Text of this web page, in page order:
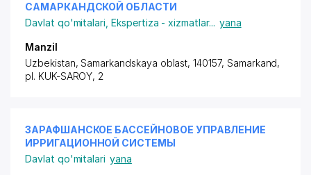
САМАРКАНДСКОЙ ОБЛАСТИ
Davlat qo'mitalari ,Ekspertiza - xizmatlar... yana
Manzil
Uzbekistan, Samarkandskaya oblast, 140157, Samarkand,
pl. KUK-SAROY, 2
ЗАРАФШАНСКОЕ БАССЕЙНОВОЕ УПРАВЛЕНИЕ
ИРРИГАЦИОННОЙ СИСТЕМЫ
Davlat qo'mitalari yana